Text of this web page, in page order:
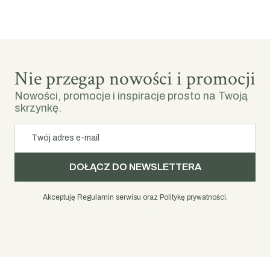
Nie przegap nowości i promocji
Nowości, promocje i inspiracje prosto na Twoją
skrzynkę.
Twój adres e-mail
DOŁĄCZ DO NEWSLETTERA
Akceptuję Regulamin serwisu oraz Politykę prywatności.